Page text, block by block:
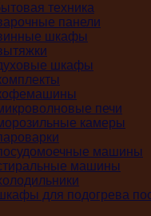
техника
панели
шкафы
шкафы
печи
камеры
машины
машины
для подогрева